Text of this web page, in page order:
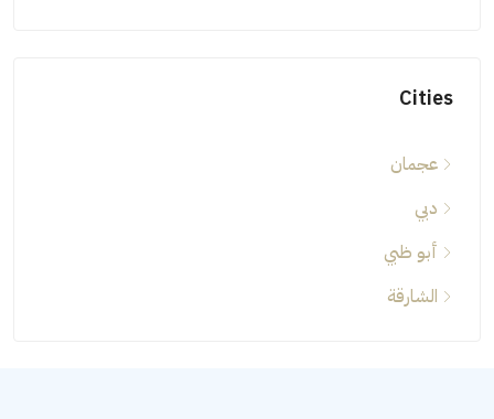
Cities
عجمان
دبي
أبو ظبي
الشارقة